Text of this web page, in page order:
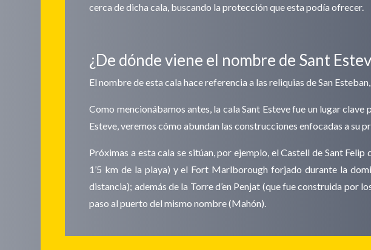
cerca de dicha cala, buscando la protección que esta podía ofrecer.
¿De dónde viene el nombre de Sant
El nombre de esta cala hace referencia a las reliquias de San
Como mencionábamos antes, la cala Sant Esteve fue un lugar
Esteve, veremos cómo abundan las construcciones enfocadas a su
Próximas a esta cala se sitúan, por ejemplo, el Castell de Sant
1’5 km de la playa) y el Fort Marlborough forjado durante la
distancia); además de la Torre d’en Penjat (que fue construida por
paso al puerto del mismo nombre (Mahón).